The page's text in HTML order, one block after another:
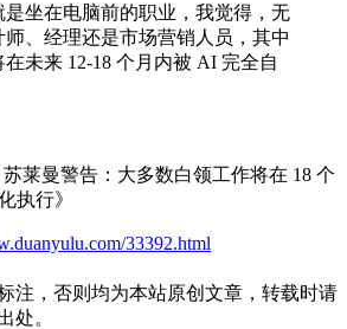
是坐在电脑前的职业，我觉得，无
、经理还是市场营销人员，其中
未来 12-18 个月内被 AI 完全自
苏莱曼警告：大多数白领工作将在 18 个
执行》
33392.html
注，否则均为本站原创文章，转载时请
处。